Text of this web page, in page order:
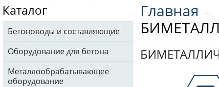
Каталог
Бетоноводы и составляющие
Оборудование для бетона
Металлообрабатывающее
оборудование
Главная